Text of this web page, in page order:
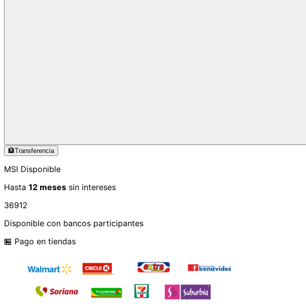
🏦Transferencia
MSI Disponible
Hasta 12 meses sin intereses
36912
Disponible con bancos participantes
🏪 Pago en tiendas